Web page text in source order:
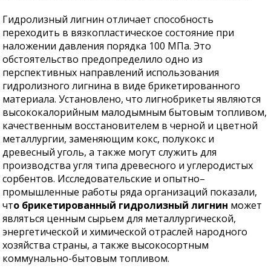
Гидролизный лигнин отличает способность
переходить в вязкопластическое состояние при
наложении давления порядка 100 МПа. Это
обстоятельство предопределило одно из
перспективных направлений использования
гидролизного лигнина в виде брикетированного
материала. Установлено, что лигнобрикеты являются
высококалорийным малодымным бытовым топливом,
качественным восстановителем в черной и цветной
металлургии, заменяющим кокс, полукокс и
древесный уголь, а также могут служить для
производства угля типа древесного и углеродистых
сорбентов. Исследовательские и опытно–
промышленные работы ряда организаций показали,
что брикетированный гидролизный лигнин может
являться ценным сырьем для металлургической,
энергетической и химической отраслей народного
хозяйства страны, а также высокосортным
коммунально-бытовым топливом.